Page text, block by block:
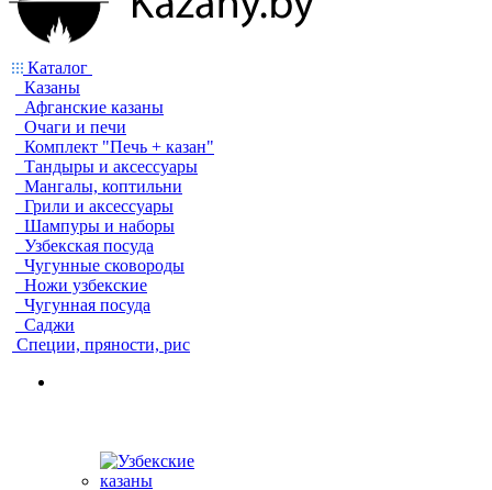
Каталог
Казаны
Афганские казаны
Очаги и печи
Комплект "Печь + казан"
Тандыры и аксессуары
Мангалы, коптильни
Грили и аксессуары
Шампуры и наборы
Узбекская посуда
Чугунные сковороды
Ножи узбекские
Чугунная посуда
Саджи
Специи, пряности, рис